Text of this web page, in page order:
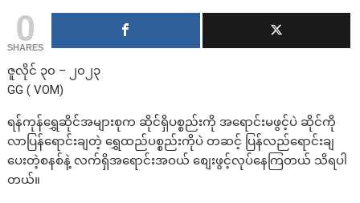
0
SHARES
ဇူလိုင် ၃၀ – ၂၀၂၃
GG ( VOM)
ရန်ကုန်ရွှေဆိုင်အများစုက ဆိုင်ရှိပစ္စည်းကို အရောင်းမဖွင့်ပဲ ဆိုင်ကို
လာပြန်ရောင်းချတဲ့ ရွှေထည်ပစ္စည်းကိုပဲ တဆင့် ပြန်လည်ရောင်းချ
ပေးတဲ့စနစ်နဲ့ လက်ရှိအရောင်းအဝယ် စျေးဖွင့်လုပ်နေကြတယ် သိရပါ
တယ်။